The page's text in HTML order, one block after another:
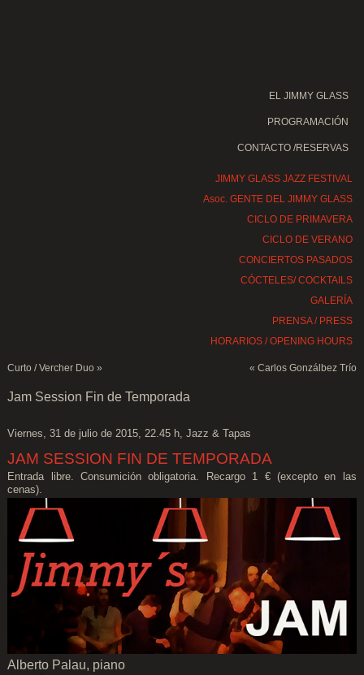
EL JIMMY GLASS
PROGRAMACIÓN
CONTACTO /RESERVAS
JIMMY GLASS JAZZ FESTIVAL
Asoc. GENTE DEL JIMMY GLASS
CICLO DE PRIMAVERA
CICLO DE VERANO
CONCIERTOS PASADOS
CÓCTELES/ COCKTAILS
GALERÍA
PRENSA / PRESS
HORARIOS / OPENING HOURS
Curto / Vercher Duo » « Carlos Gonzálbez Trío
Jam Session Fin de Temporada
Viernes, 31 de julio de 2015, 22.45 h, Jazz & Tapas
JAM SESSION FIN DE TEMPORADA
Entrada libre. Consumición obligatoria. Recargo 1 € (excepto en las
cenas).
Alberto Palau, piano